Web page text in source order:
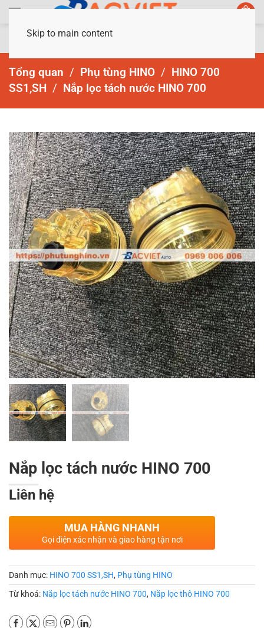
Skip to main content
Tổng quan Phụ tùng HINO
HINO 700
SS1,SH
Nắp lọc tách nước HINO 700
Nắp lọc tách nước HINO 700
Liên hệ
MUA HÀNG NHANH
Gọi điện xác nhận và giao hàng tận nơi
Danh mục: HINO 700 SS1,SH, Phụ tùng HINO
Từ khoá: Nắp lọc tách nước HINO 700, Nắp lọc thô HINO 700